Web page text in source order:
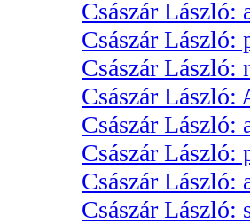
Császár László:
Császár László:
Császár
Császár László:
Császár László:
Császár László:
Császár László:
Császár László: